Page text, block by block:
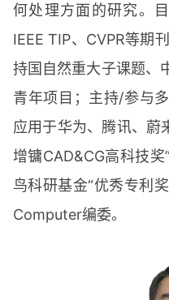
何处理方面的研究。
IEEE TIP、CVPR等期
持国自然重大子课题、
青年项目；主持/参与
应用于华为、腾讯、蔚
增镛CAD&CG高科技
鸟科研基金“优秀专利
Computer编委。